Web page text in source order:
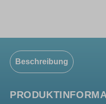
Beschreibung